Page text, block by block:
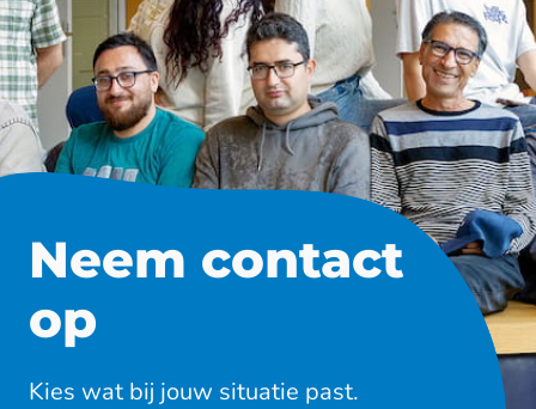
Neem contact
op
Kies wat bij jouw situatie past.